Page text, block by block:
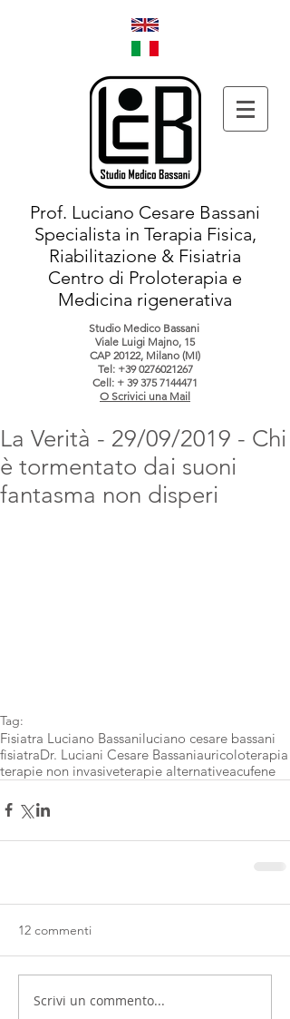
Prof. Luciano Cesare Bassani
Specialista in Terapia Fisica,
Riabilitazione & Fisiatria
Centro di Proloterapia e
Medicina rigenerativa
Studio Medico Bassani
Viale Luigi Majno, 15
CAP 20122, Milano (MI)
Tel: +39 0276021267
Cell: + 39 375 7144471
O Scrivici una Mail
La Verità - 29/09/2019 - Chi
è tormentato dai suoni
fantasma non disperi
Tag:
Fisiatra Luciano Bassaniluciano cesare bassani
fisiatraDr. Luciani Cesare Bassaniauricoloterapia
terapie non invasiveterapie alternativeacufene
12 commenti
Scrivi un commento...